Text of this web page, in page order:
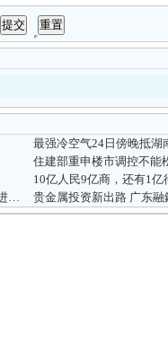
最强冷空气24日傍晚抵
住建部重申楼市调控不能
10亿人民9亿商，还有1亿
贝娃娃——颠覆婴儿用品市场的高性价比的进口产品批发商